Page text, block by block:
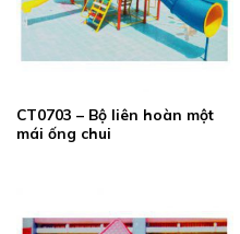
CT0703 – Bộ liên hoàn một
mái ống chui